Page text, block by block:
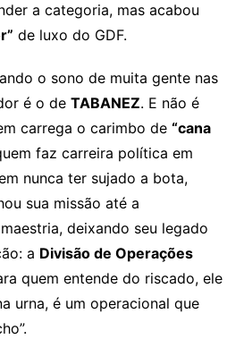
a categoria, mas acabou
de luxo do GDF.
o sono de muita gente nas
é o de TABANEZ. E não é
carrega o carimbo de “cana
faz carreira política em
nunca ter sujado a bota,
sua missão até a
deixando seu legado
a Divisão de Operações
quem entende do riscado, ele
urna, é um operacional que